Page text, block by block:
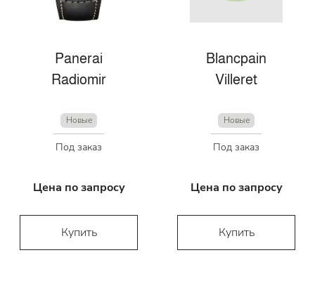
Panerai
Radiomir
Новые
Под заказ
Цена по запросу
Купить
Blancpain
Villeret
Новые
Под заказ
Цена по запросу
Купить